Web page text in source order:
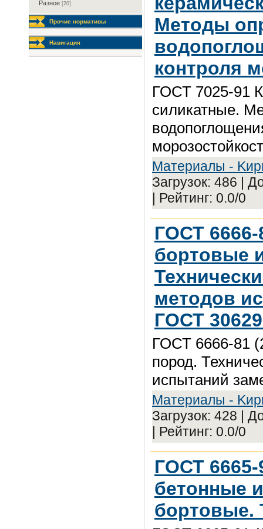
Разное [20]
Прочие нормативы
Навигация
Методы
контроля
ГОСТ 7025-91
силикатные.
Maтepиaлы -
Загрузок: 486 |
| Рейтинг: 0.0/0
ГОСТ
бортовые
методов
ГОСТ
ГОСТ 6666-81
пород.
испытаний
Maтepиaлы -
Загрузок: 428 |
| Рейтинг: 0.0/0
ГОСТ
бетонные
бортовые.